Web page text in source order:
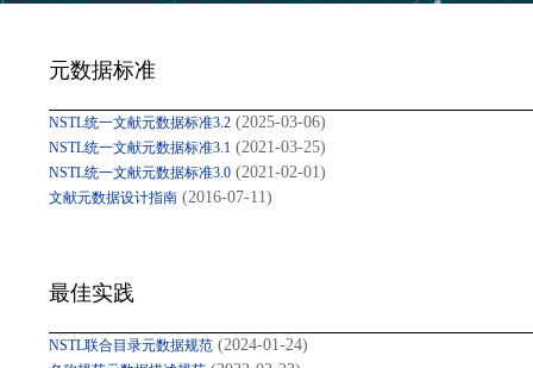
元数据标准
NSTL统一文献元数据标准3.2 (2025-03-06)
NSTL统一文献元数据标准3.1 (2021-03-25)
NSTL统一文献元数据标准3.0 (2021-02-01)
文献元数据设计指南 (2016-07-11)
最佳实践
NSTL联合目录元数据规范 (2024-01-24)